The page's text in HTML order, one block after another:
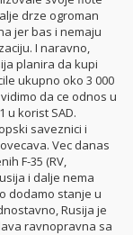
drze ogroman
jer bas i nemaju
I naravno,
planira da kupi
ukupno oko 3 000
da ce odnos u
u korist SAD.
saveznici i
Vec danas
F-35 (RV,
i dalje nema
dodamo stanje u
Rusija je
ravnopravna sa